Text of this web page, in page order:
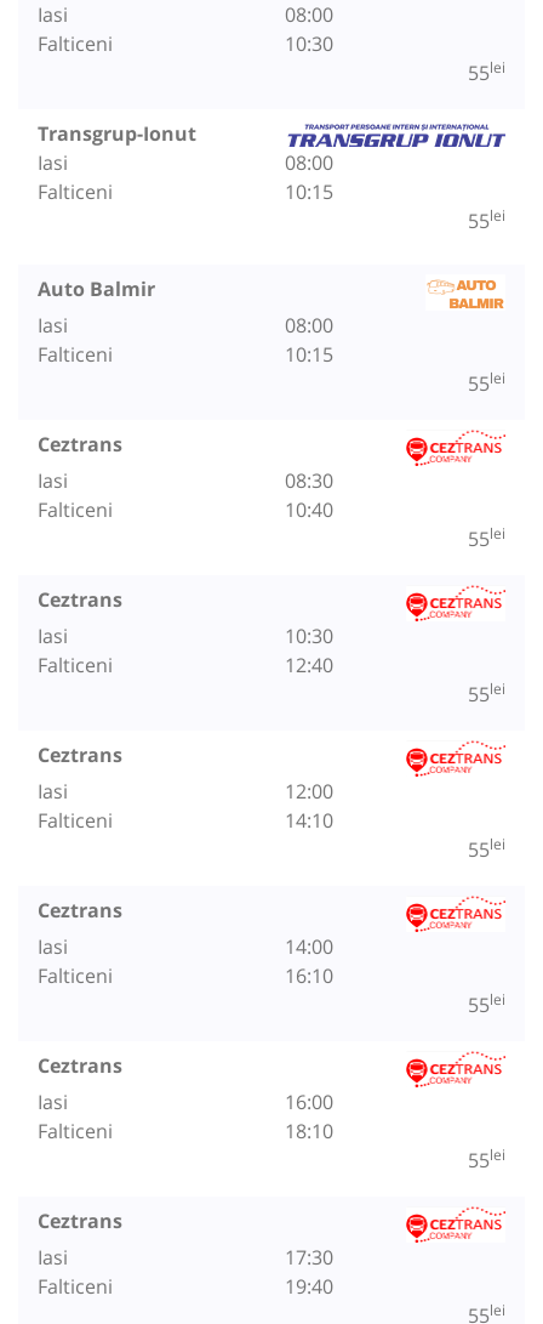
Iasi
Falticeni
08:00
10:30
55lei
Transgrup-Ionut
Iasi
Falticeni
08:00
10:15
55lei
Auto Balmir
Iasi
Falticeni
08:00
10:15
55lei
Ceztrans
Iasi
Falticeni
08:30
10:40
55lei
Ceztrans
Iasi
Falticeni
10:30
12:40
55lei
Ceztrans
Iasi
Falticeni
12:00
14:10
55lei
Ceztrans
Iasi
Falticeni
14:00
16:10
55lei
Ceztrans
Iasi
Falticeni
16:00
18:10
55lei
Ceztrans
Iasi
Falticeni
17:30
19:40
55lei